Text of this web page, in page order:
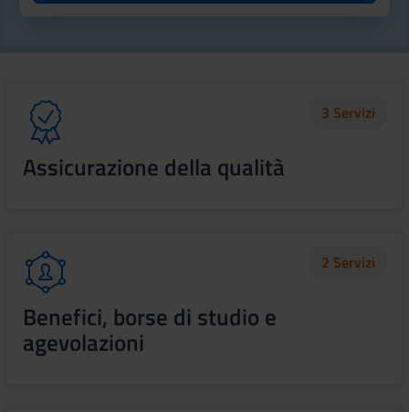
Assicurazione della qualità
3 Servizi
Benefici, borse di studio e
agevolazioni
2 Servizi